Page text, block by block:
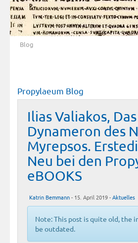
Blog
Propylaeum Blog
Ilias Valiakos, Das
Dynameron des
Myrepsos.
Neu bei den
eBOOKS
Katrin Bemmann- 15. April 2019 -Aktuelles
Note: This post is quite old, the
be outdated.